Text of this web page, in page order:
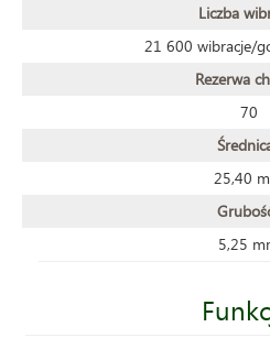
Liczba
21 600 wibracje/
Rezerwa
70
25,40
5,25